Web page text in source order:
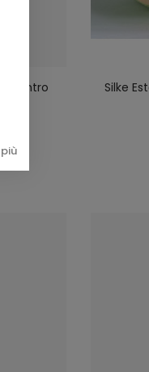
Centro
Silke